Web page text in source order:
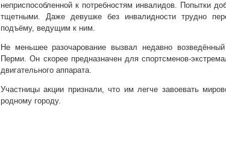
неприспособленной к потребностям инвалидов. Попытки
тщетными. Даже девушке без инвалидности трудно
подъёму, ведущим к ним.
Не меньшее разочарование вызвал недавно
Перми. Он скорее предназначен для спортсменов-
двигательного аппарата.
Участницы акции признали, что им легче завоевать
родному городу.